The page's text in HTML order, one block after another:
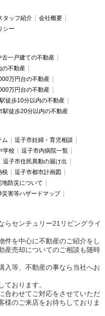
タッフ紹介
会社概要
シー
古一戸建ての不動産
の不動産
万円台の不動産
万円台の不動産
徒歩10分以内の不動産
駅徒歩20分以内の不動産
ム
逗子市妊婦・育児相談
学校
逗子市内病院一覧
逗子市住民異動の届け出
税
逗子市都市計画図
地防災について
災害等ハザードマップ
らセンチュリー21リビングライ
件を中心に不動産のご紹介をし
産売却についてのご相談も随時
入等、不動産の事なら当社へお
ております。
合わせてご対応をさせていただ
様のご来店をお待ちしておりま